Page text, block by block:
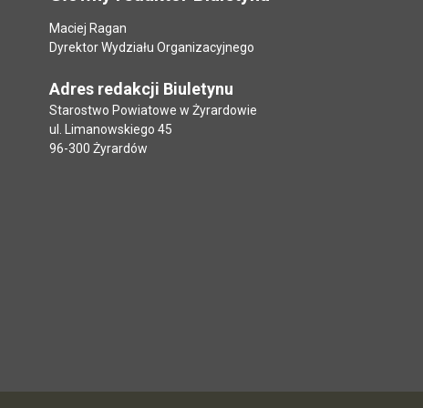
Maciej Ragan
Dyrektor Wydziału Organizacyjnego
Adres redakcji Biuletynu
Starostwo Powiatowe w Żyrardowie
ul. Limanowskiego 45
96-300 Żyrardów